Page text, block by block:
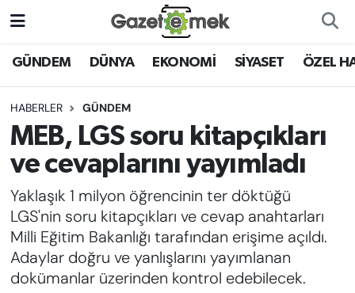
GÜNDEM DÜNYA EKONOMİ SİYASET ÖZEL
HABERLER GÜNDEM
MEB, LGS soru kitapçıkları
ve cevaplarını yayımladı
Yaklaşık 1 milyon öğrencinin ter döktüğü
LGS'nin soru kitapçıkları ve cevap anahtarları
Milli Eğitim Bakanlığı tarafından erişime açıldı.
Adaylar doğru ve yanlışlarını yayımlanan
dokümanlar üzerinden kontrol edebilecek.
DÜNYA
EKONOMİ
EMEK HABERLERİ
YENİ MEDYADA EMEK
GAZETECİLİĞİNİ GELİŞTİRMEK
FAYDALI BİLGİLER
GÜNDEM
Nöbetçi Eczaneler
Hava Durumu
İstanbul Namaz Vakitleri
Trafik Durumu
Süper Lig Puan Durumu ve Fikstür
Tüm Manşetler